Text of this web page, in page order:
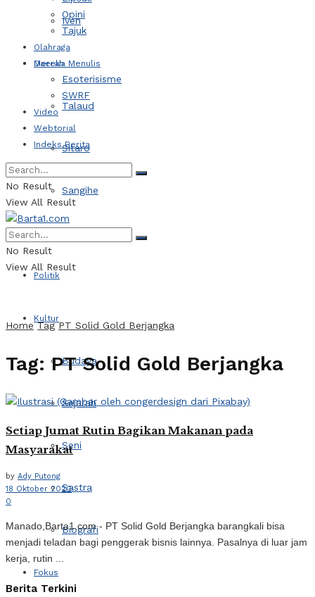
Iven
Daerah
Talaud
Sitaro
Sangihe
Politik
Kultur
Budaya
Sejarah
Seni
Sastra
Biografi
Fokus
Opini
Tajuk
Olahraga
Mereka Menulis
Esoterisisme
SWRF
Video
Webtorial
Indeks Berita
No Result
View All Result
No Result
View All Result
Home Tag PT Solid Gold Berjangka
Tag:PT Solid Gold Berjangka
Setiap Jumat Rutin Bagikan Makanan pada
Masyarakat
by Ady Putong
18 Oktober 2020
0
Manado,Barta1.com - PT Solid Gold Berjangka barangkali bisa
menjadi teladan bagi penggerak bisnis lainnya. Pasalnya di luar jam
kerja, rutin ...
Berita Terkini